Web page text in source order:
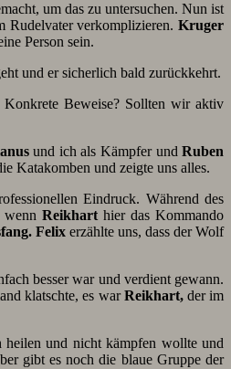
um das zu untersuchen. Nun ist
Rudelvater verkomplizieren.Kruger
Person sein.
und er sicherlich bald zurückkehrt.
Beweise? Sollten wir aktiv
und ich als Kämpfer undRuben
Katakomben und zeigte uns alles.
Eindruck. Während des
Reikharthier das Kommando
Felixerzählte uns, dass der Wolf
besser war und verdient gewann.
klatschte, es warReikhart,der im
heilen und nicht kämpfen wollte und
gibt es noch die blaue Gruppe der